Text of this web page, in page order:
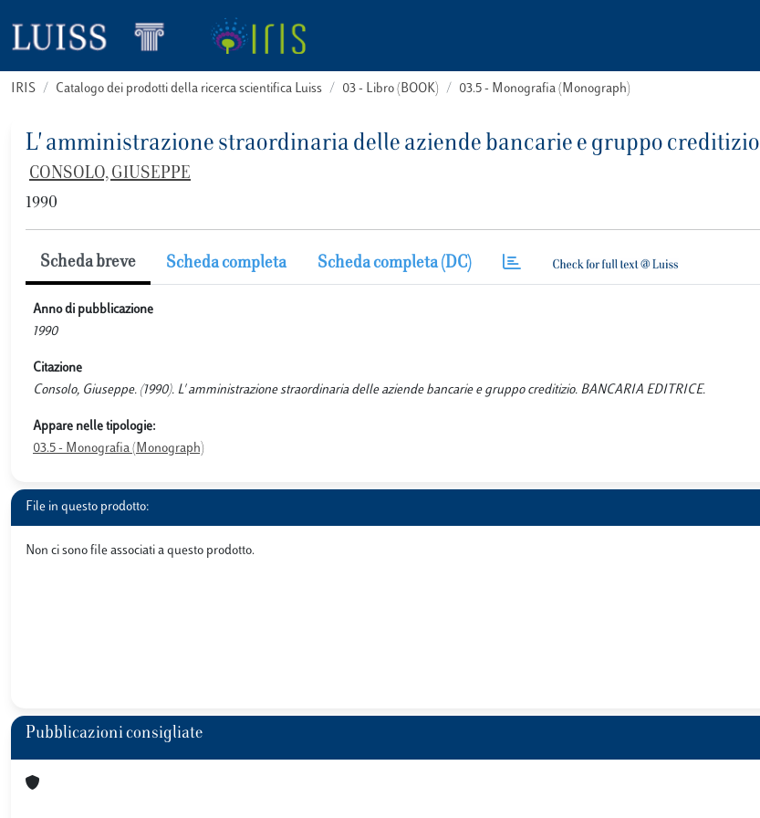
IRIS Catalogo dei prodotti della ricerca scientifica Luiss 03 - Libro (BOOK) 03.5 - Monografia (Monograph)
L' amministrazione straordinaria delle aziende bancarie e gruppo creditizio
CONSOLO, GIUSEPPE
1990
Scheda breve Scheda completa Scheda completa (DC)
Anno di pubblicazione
1990
Citazione
Consolo, Giuseppe. (1990). L' amministrazione straordinaria delle aziende bancarie e gruppo creditizio. BANCARIA EDITRICE.
Appare nelle tipologie:
03.5 - Monografia (Monograph)
File in questo prodotto:
Non ci sono file associati a questo prodotto.
Pubblicazioni consigliate